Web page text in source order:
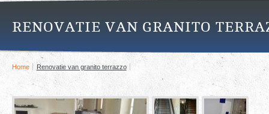
RENOVATIE VAN GRANITO
Home Renovatie van granito terrazzo